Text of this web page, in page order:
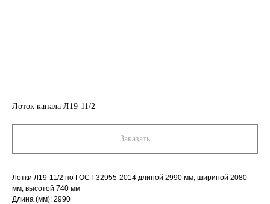
Лоток канала Л19-11/2
Заказать
Лотки Л19-11/2 по ГОСТ 32955-2014 длиной 2990 мм, шириной 2080
мм, высотой 740 мм
Длина (мм): 2990